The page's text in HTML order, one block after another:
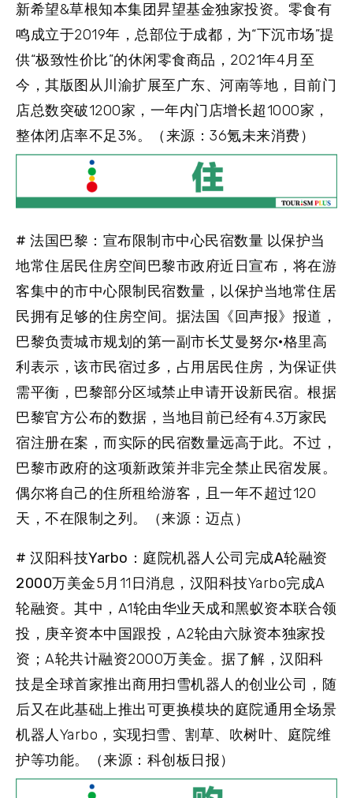
新希望&草根知本集团昇望基金独家投资。零食有
鸣成立于2019年，总部位于成都，为“下沉市场”提
供“极致性价比”的休闲零食商品，2021年4月至
今，其版图从川渝扩展至广东、河南等地，目前门
店总数突破1200家，一年内门店增长超1000家，
整体闭店率不足3%。（来源：36氪未来消费）
# 法国巴黎：宣布限制市中心民宿数量 以保护当
地常住居民住房空间巴黎市政府近日宣布，将在游
客集中的市中心限制民宿数量，以保护当地常住居
民拥有足够的住房空间。据法国《回声报》报道，
巴黎负责城市规划的第一副市长艾曼努尔·格里高
利表示，该市民宿过多，占用居民住房，为保证供
需平衡，巴黎部分区域禁止申请开设新民宿。根据
巴黎官方公布的数据，当地目前已经有4.3万家民
宿注册在案，而实际的民宿数量远高于此。不过，
巴黎市政府的这项新政策并非完全禁止民宿发展。
偶尔将自己的住所租给游客，且一年不超过120
天，不在限制之列。（来源：迈点）
# 汉阳科技Yarbo：庭院机器人公司完成A轮融资
2000万美金5月11日消息，汉阳科技Yarbo完成A
轮融资。其中，A1轮由华业天成和黑蚁资本联合领
投，庚辛资本中国跟投，A2轮由六脉资本独家投
资；A轮共计融资2000万美金。据了解，汉阳科
技是全球首家推出商用扫雪机器人的创业公司，随
后又在此基础上推出可更换模块的庭院通用全场景
机器人Yarbo，实现扫雪、割草、吹树叶、庭院维
护等功能。（来源：科创板日报）